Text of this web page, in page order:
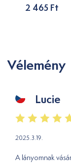
2 465 Ft
Vélemény
Lucie
2025.3.19.
A lányomnak